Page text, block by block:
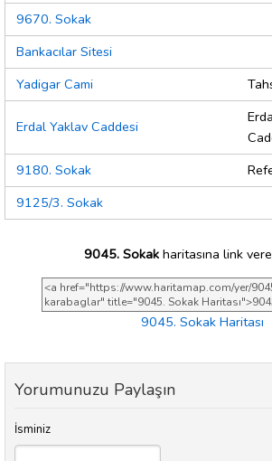
9670. Sokak
Bankacılar Sitesi
Yadigar Cami
Erdal Yaklav Caddesi
9180. Sokak
9125/3. Sokak
9045. Sokak haritasına link
9045. Sokak Haritası
Yorumunuzu Paylaşın
İsminiz